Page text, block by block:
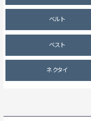
ベルト
ベスト
ネクタイ